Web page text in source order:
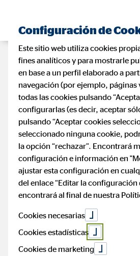
Configuración de
Este sitio web utiliza cookies
fines analíticos y para mostrarle
en base a un perfil elaborado a
navegación (por ejemplo, páginas
todas las cookies pulsando
configurarlas (es decir, aceptar
pulsando “Aceptar cookies
seleccionado ninguna cookie,
la opción “rechazar”. Encontrará
configuración e información en
ajustar esta configuración en
del enlace “Editar la configuración
encontrará al final de nuestra
Cookies necesarias
Cookies estadísticas
Cookies de marketing